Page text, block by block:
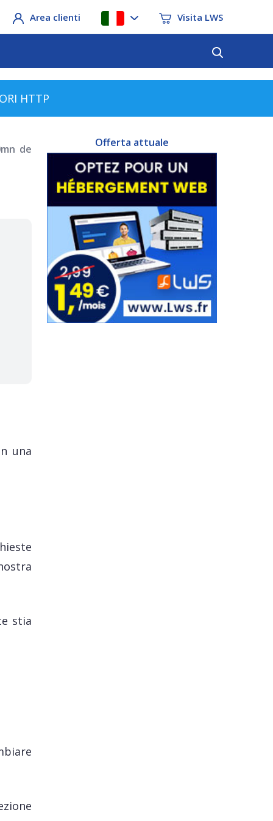
Area clienti Visita LWS
HTTP
de
una
stia
Offerta attuale